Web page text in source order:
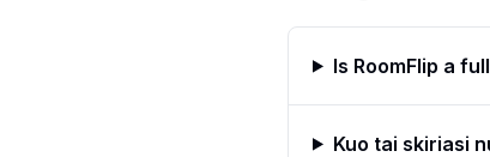
Is RoomFlip a
Kuo tai skiriasi